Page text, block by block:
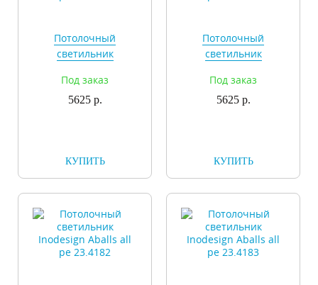
Потолочный
светильник
pe 23.4180
Под заказ
5625 р.
КУПИТЬ
Потолочный
светильник
pe 23.4181
Под заказ
5625 р.
КУПИТЬ